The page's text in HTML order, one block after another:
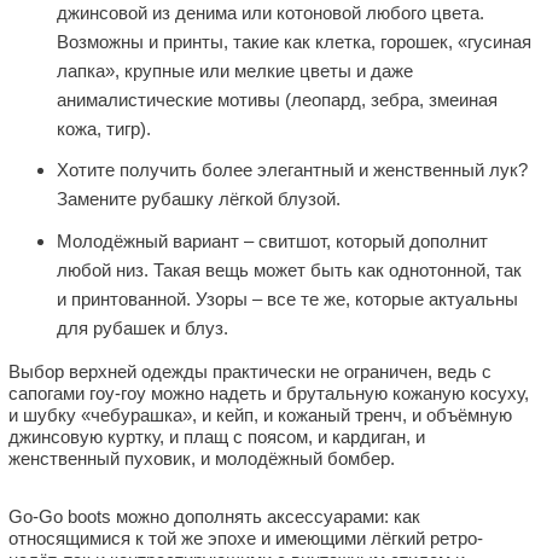
джинсовой из денима или котоновой любого цвета.
Возможны и принты, такие как клетка, горошек, «гусиная
лапка», крупные или мелкие цветы и даже
анималистические мотивы (леопард, зебра, змеиная
кожа, тигр).
Хотите получить более элегантный и женственный лук?
Замените рубашку лёгкой блузой.
Молодёжный вариант – свитшот, который дополнит
любой низ. Такая вещь может быть как однотонной, так
и принтованной. Узоры – все те же, которые актуальны
для рубашек и блуз.
Выбор верхней одежды практически не ограничен, ведь с
сапогами гоу-гоу можно надеть и брутальную кожаную косуху,
и шубку «чебурашка», и кейп, и кожаный тренч, и объёмную
джинсовую куртку, и плащ с поясом, и кардиган, и
женственный пуховик, и молодёжный бомбер.
Go-Go boots можно дополнять аксессуарами: как
относящимися к той же эпохе и имеющими лёгкий ретро-